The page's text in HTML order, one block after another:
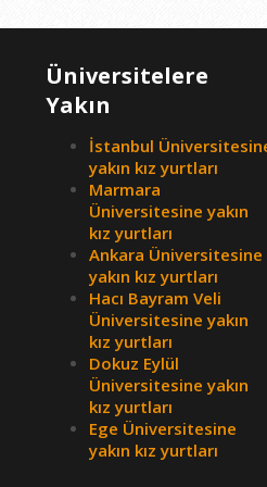
Üniversitelere
Yakın
İstanbul
yakın kız yurtları
Marmara
Üniversitesine yakın
kız yurtları
Ankara Üniversitesine
yakın kız yurtları
Hacı Bayram Veli
Üniversitesine yakın
kız yurtları
Dokuz Eylül
Üniversitesine yakın
kız yurtları
Ege Üniversitesine
yakın kız yurtları